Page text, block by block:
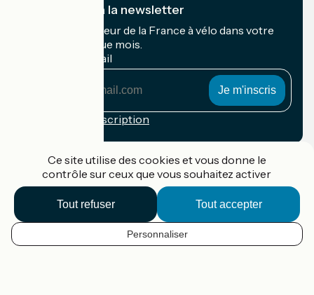
FR
Je m'abonne à la newsletter
Recevez le meilleur de la France à vélo dans votre
boîte mail chaque mois.
Mon adresse mail
Conditions d'inscription
Accueil Vélo Pro
Contact
Mentions légales
Ce site utilise des cookies et vous donne le
contrôle sur ceux que vous souhaitez activer
Tout accepter
Tout refuser
Personnaliser